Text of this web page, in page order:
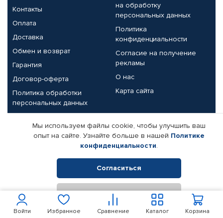
Войти Избранное Сравнение Корзина
Каталог
Контакты
Оплата
Доставка
Обмен и возврат
Гарантия
Договор-оферта
Политика обработки
персональных данных
на обработку
персональных данных
Политика
конфиденциальности
Согласие на получение
рекламы
О нас
Карта сайта
Партнерам
Корпоративным клиентам
Поставщикам
Реквизиты компании
© КАМАЗ ЦЕНТР ДОНЕЦК, 2015-2026. Все права защищены.
Интернет-магазин автомобильных товаров Автопрофи.
Мы используем файлы cookie, чтобы улучшить ваш
опыт на сайте. Узнайте больше в нашей Политике
конфиденциальности.
Согласиться
Отклонить